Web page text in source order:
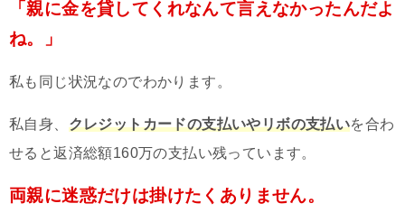
「親に金を貸してくれなんて言えなかったんだよ
ね。」
私も同じ状況なのでわかります。
私自身、 クレジットカードの支払いやリボの支払いを合わ
せると返済総額160万の支払い残っています。
両親に迷惑だけは掛けたくありません。